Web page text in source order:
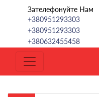
Зателефонуйте Нам
+380951293303
+380951293303
+380632455458